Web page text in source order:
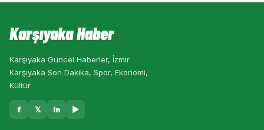
Karşıyaka Haber
Karşıyaka Güncel Haberler, İzmir
Karşıyaka Son Dakika, Spor, Ekonomi,
Kültür
f 𝕏 in ▶